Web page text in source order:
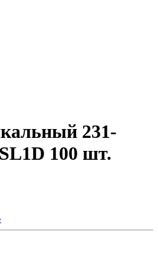
231-
100 шт.